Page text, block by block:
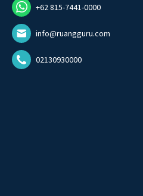
+62 815-7441-0000
info@ruangguru.com
02130930000